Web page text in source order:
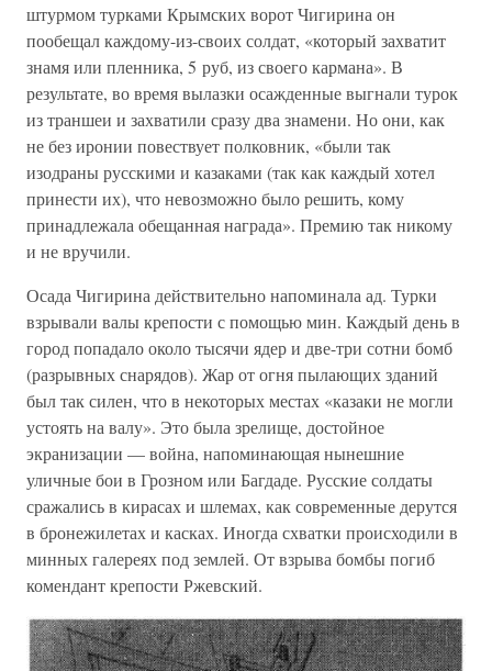
штурмом турками Крымских ворот Чигирина он
пообещал каждому-из-своих солдат, «который захватит
знамя или пленника, 5 руб, из своего кармана». В
результате, во время вылазки осажденные выгнали турок
из траншеи и захватили сразу два знамени. Но они, как
не без иронии повествует полковник, «были так
изодраны русскими и казаками (так как каждый хотел
принести их), что невозможно было решить, кому
принадлежала обещанная награда». Премию так никому
и не вручили.
Осада Чигирина действительно напоминала ад. Турки
взрывали валы крепости с помощью мин. Каждый день в
город попадало около тысячи ядер и две-три сотни бомб
(разрывных снарядов). Жар от огня пылающих зданий
был так силен, что в некоторых местах «казаки не могли
устоять на валу». Это была зрелище, достойное
экранизации — война, напоминающая нынешние
уличные бои в Грозном или Багдаде. Русские солдаты
сражались в кирасах и шлемах, как современные дерутся
в бронежилетах и касках. Иногда схватки происходили в
минных галереях под землей. От взрыва бомбы погиб
комендант крепости Ржевский.